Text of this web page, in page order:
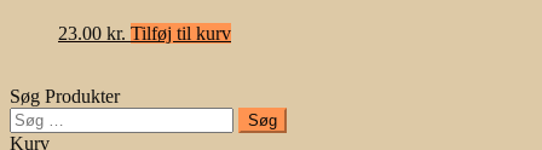
23.00 kr. Tilføj til kurv
Søg Produkter
Søg
efter:
Kurv